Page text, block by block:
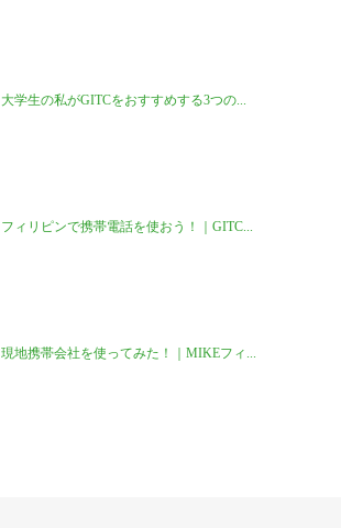
大学生の私がGITCをおすすめする3つの...
フィリピンで携帯電話を使おう！｜GITC...
現地携帯会社を使ってみた！｜MIKEフィ...